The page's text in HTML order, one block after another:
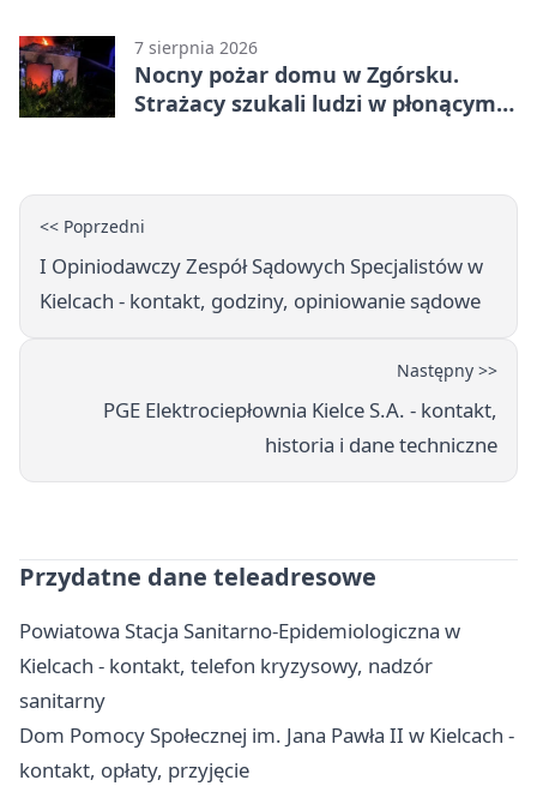
7 sierpnia 2026
Nocny pożar domu w Zgórsku.
Strażacy szukali ludzi w płonącym
<< Poprzedni
I Opiniodawczy Zespół Sądowych Specjalistów w
Kielcach - kontakt, godziny, opiniowanie sądowe
Następny >>
PGE Elektrociepłownia Kielce S.A. - kontakt,
historia i dane techniczne
Przydatne dane teleadresowe
Powiatowa Stacja Sanitarno-Epidemiologiczna w
Kielcach - kontakt, telefon kryzysowy, nadzór
sanitarny
Dom Pomocy Społecznej im. Jana Pawła II w Kielcach -
kontakt, opłaty, przyjęcie